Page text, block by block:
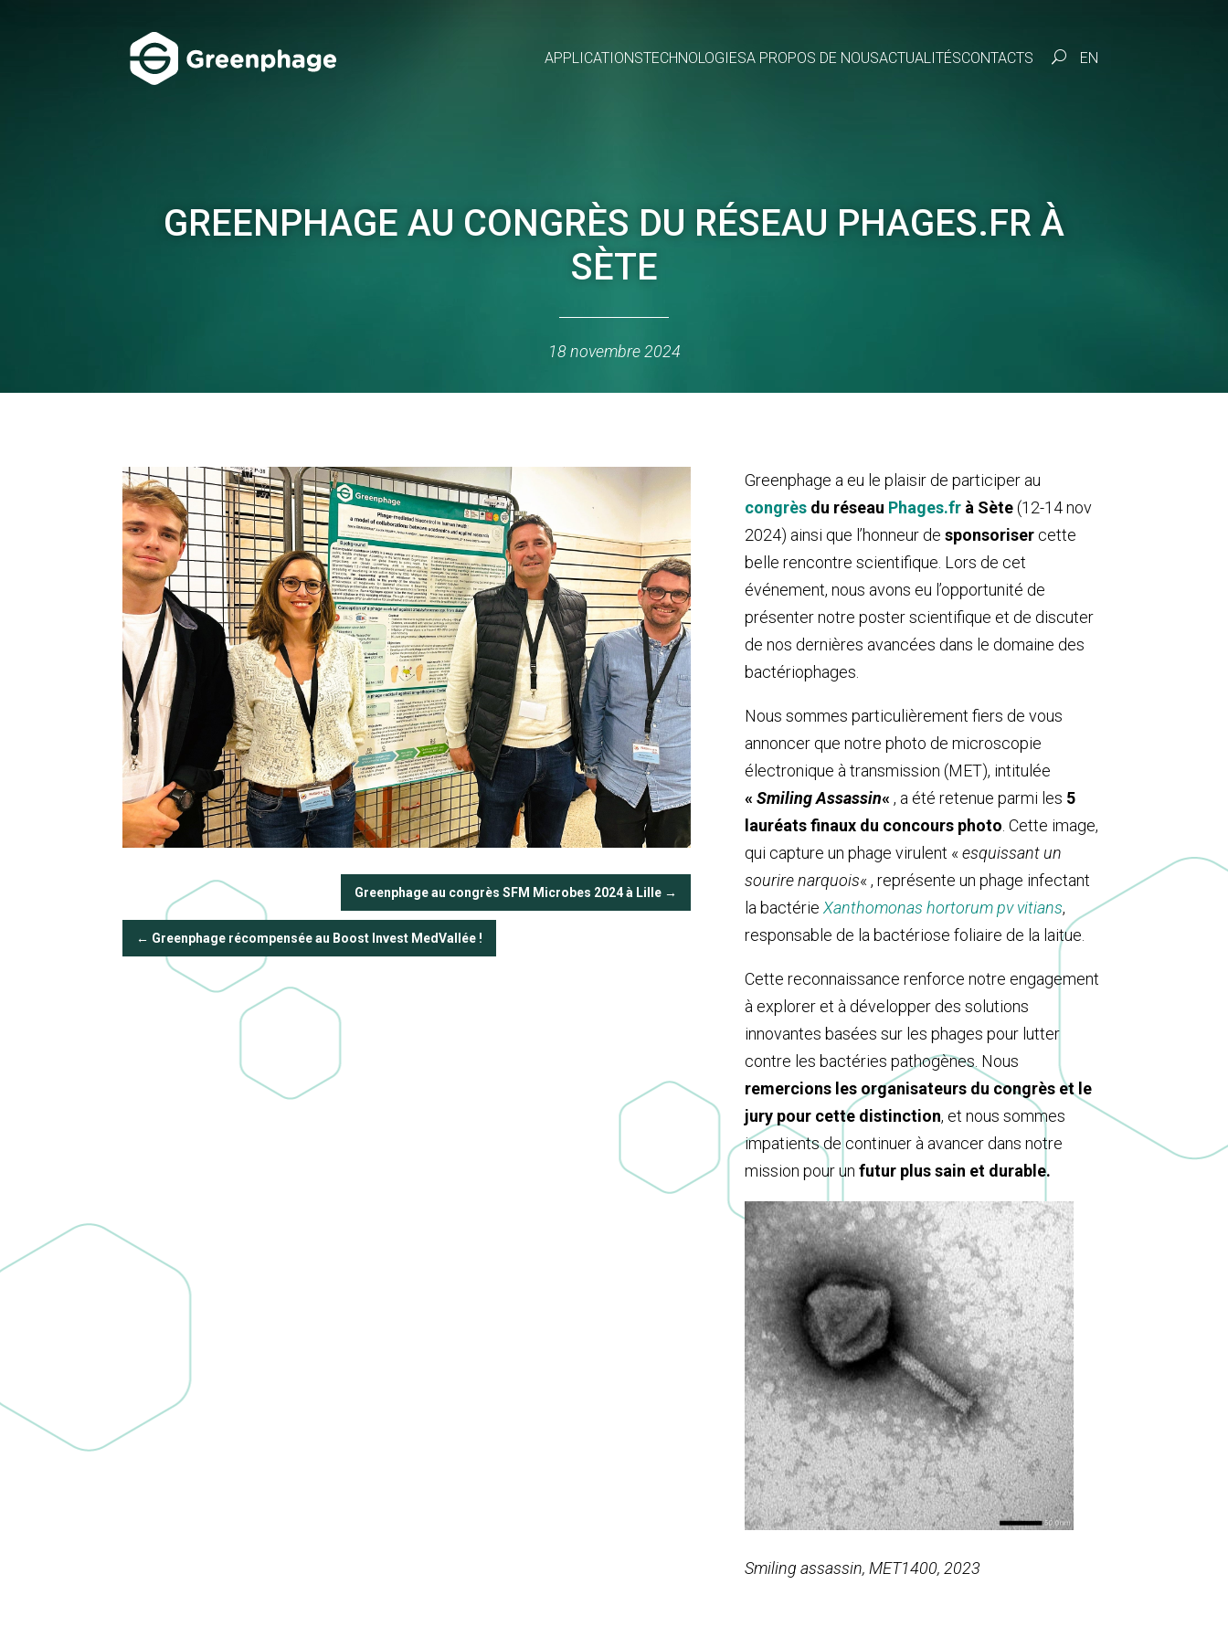
APPLICATIONSTECHNOLOGIESA PROPOS DE NOUSACTUALITÉSCONTACTS U EN
GREENPHAGE AU CONGRÈS DU RÉSEAU PHAGES.FR À
SÈTE
18 novembre 2024
Greenphage au congrès SFM Microbes 2024 à Lille
Greenphage récompensée au Boost Invest MedVallée !
Greenphage a eu le plaisir de participer au
congrèsdu réseau Phages.frà Sète(12-14 nov
2024) ainsi que l’honneur de sponsorisercette
belle rencontre scientifique. Lors de cet
événement, nous avons eu l’opportunité de
présenter notre poster scientifique et de discuter
de nos dernières avancées dans le domaine des
bactériophages.
Nous sommes particulièrement fiers de vous
annoncer que notre photo de microscopie
électronique à transmission (MET), intitulée
« Smiling Assassin« , a été retenue parmi les 5
lauréats finaux du concours photo . Cette image,
qui capture un phage virulent « esquissant un
sourire narquois« , représente un phage infectant
la bactérie Xanthomonas hortorum pv vitians,
responsable de la bactériose foliaire de la laitue.
Cette reconnaissance renforce notre engagement
à explorer et à développer des solutions
innovantes basées sur les phages pour lutter
contre les bactéries pathogènes. Nous
remercions les organisateurs du congrès et le
jury pour cette distinction, et nous sommes
impatients de continuer à avancer dans notre
mission pour un futur plus sain et durable.
Smiling assassin, MET1400, 2023